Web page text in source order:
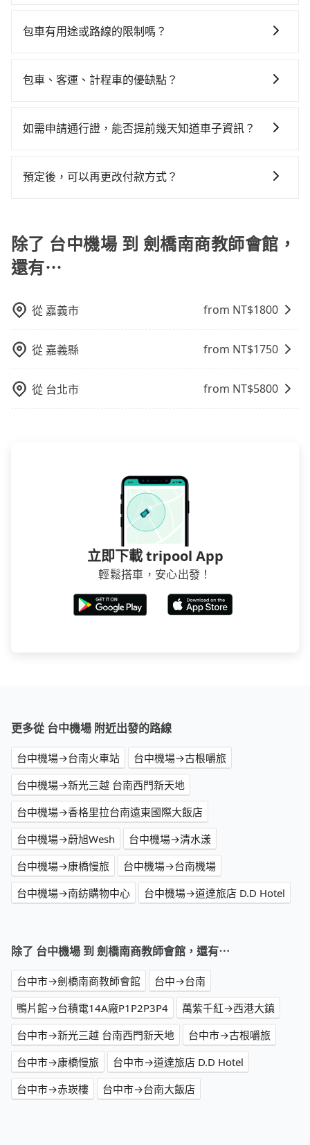
教師會館 (台南市中西區) 的目的地。全程加上轉車時間
費，看乘客是外地人便漫天喊價或恣意繞路。但如果全
僅每人至少額外負擔100元車資，而且更會額外浪費23
最多可再節省50%的交通費用。
機場到劍橋南商教師會館的花費預估為
時40元路邊停車費用預估進去，但額外的汽車保險與可
差的車款，如果人數超過四位，更是沒有較大的七人座
凹的車門仍未被修理，每一次租車都好像在開樂透一
小的風險。最後，雖然路邊隨租隨還看似方便，但實際
使用時還是有其區域的限制，實際可停靠的地點與你的
上下車地點仍有段距離，在遇到下雨天或者載行李時，
市場上稍具規模且合法經營的業者，有以短程與城市為
KKDAY、KLOOK、叫車吧等。tripool旅步專注在長程
車。由於有高效的車輛調度能力，能以市價7~8折提供專
包車有用途或路線的限制嗎？
何地方，只要是長途交通且途中遵守台灣法律，無論是
物檢疫、預約叫車、機場接送、定期洗腎、包月上下
需公司報帳打統編，在結帳時可以受理，並於乘車後一
包車、客運、計程車的優缺點？
上、下車，不需與旅客共乘。但通常需要提前預約。 客
行車路線可能不太頻繁。 計程車：可以隨叫隨到，並且
如需申請通行證，能否提前幾天知道車子資訊？
供用車前一天凌晨六點前取消訂單的服務。所以我們會
booking@tripool.app，將有專人協助回覆確認是否能
協助安排。」
預定後，可以再更改付款方式？
消該訂單後再以其他付款方式重新預約行程即可。
除了 台中機場 到 劍橋南商教師會館，
還有⋯
從 嘉義市 from NT$1800
從 嘉義縣 from NT$1750
從 台北市 from NT$5800
立即下載 tripool App
輕鬆搭車，安心出發！
更多從 台中機場 附近出發的路線
台中機場→台南火車站
台中機場→古根嚼旅
台中機場→新光三越 台南西門新天地
台中機場→香格里拉台南遠東國際大飯店
台中機場→蔚旭Wesh
台中機場→清水漾
台中機場→康橋慢旅
台中機場→台南機場
台中機場→南紡購物中心
台中機場→道達旅店 D.D Hotel
除了 台中機場 到 劍橋南商教師會館，還有⋯
台中市→劍橋南商教師會館
台中→台南
鴨片館→台積電14A廠P1P2P3P4
萬紫千紅→西港大鎮
台中市→新光三越 台南西門新天地
台中市→古根嚼旅
台中市→康橋慢旅
台中市→道達旅店 D.D Hotel
台中市→赤崁樓
台中市→台南大飯店